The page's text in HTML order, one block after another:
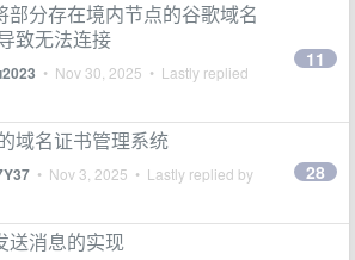
部分存在境内节点的谷歌域名
致无法连接
• Nov 30, 2025 • Lastly replied
11
域名证书管理系统
• Nov 3, 2025 • Lastly replied by 28
送消息的实现